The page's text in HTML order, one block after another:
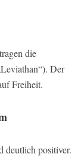
die
Der
Freiheit.
deutlich positiver.